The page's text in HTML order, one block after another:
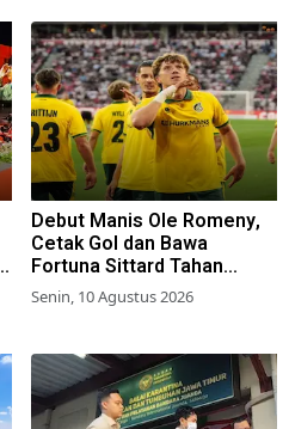
Debut Manis Ole Romeny,
Cetak Gol dan Bawa
Fortuna Sittard Tahan
Imbang PSV Eindhoven
Senin, 10 Agustus 2026